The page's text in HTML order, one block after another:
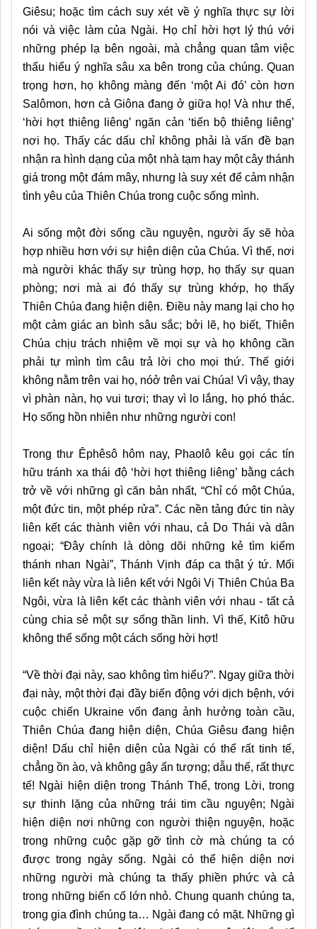
Giêsu; hoặc tìm cách suy xét về ý nghĩa thực sự lời
nói và việc làm của Ngài. Họ chỉ hời hợt lý thú với
những phép lạ bên ngoài, mà chẳng quan tâm việc
thấu hiểu ý nghĩa sâu xa bên trong của chúng. Quan
trọng hơn, họ không màng đến ‘một Ai đó’ còn hơn
Salômon, hơn cả Giôna đang ở giữa họ! Và như thế,
‘hời hợt thiêng liêng’ ngăn cản ‘tiến bộ thiêng liêng’
nơi họ. Thấy các dấu chỉ không phải là vấn đề bạn
nhận ra hình dạng của một nhà tạm hay một cây thánh
giá trong một đám mây, nhưng là suy xét để cảm nhận
tình yêu của Thiên Chúa trong cuộc sống mình.
Ai sống một đời sống cầu nguyện, người ấy sẽ hòa
hợp nhiều hơn với sự hiện diện của Chúa. Vì thế, nơi
mà người khác thấy sự trùng hợp, họ thấy sự quan
phòng; nơi mà ai đó thấy sự trùng khớp, họ thấy
Thiên Chúa đang hiện diện. Điều này mang lại cho họ
một cảm giác an bình sâu sắc; bởi lẽ, họ biết, Thiên
Chúa chịu trách nhiệm về mọi sự và họ không cần
phải tự mình tìm câu trả lời cho mọi thứ. Thế giới
không nằm trên vai họ, nóở trên vai Chúa! Vì vậy, thay
vì phàn nàn, họ vui tươi; thay vì lo lắng, họ phó thác.
Họ sống hồn nhiên như những người con!
Trong thư Êphêsô hôm nay, Phaolô kêu gọi các tín
hữu tránh xa thái độ ‘hời hợt thiêng liêng’ bằng cách
trở về với những gì căn bản nhất, “Chỉ có một Chúa,
một đức tin, một phép rửa”. Các nền tảng đức tin này
liên kết các thành viên với nhau, cả Do Thái và dân
ngoại; “Đây chính là dòng dõi những kẻ tìm kiếm
thánh nhan Ngài”, Thánh Vịnh đáp ca thật ý tứ. Mối
liên kết này vừa là liên kết với Ngôi Vị Thiên Chúa Ba
Ngôi, vừa là liên kết các thành viên với nhau - tất cả
cùng chia sẻ một sự sống thần linh. Vì thế, Kitô hữu
không thể sống một cách sống hời hợt!
“Về thời đại này, sao không tìm hiểu?”. Ngay giữa thời
đại này, một thời đại đầy biến động với dịch bệnh, với
cuộc chiến Ukraine vốn đang ảnh hưởng toàn cầu,
Thiên Chúa đang hiện diện, Chúa Giêsu đang hiện
diện! Dấu chỉ hiện diện của Ngài có thể rất tinh tế,
chẳng ồn ào, và không gây ấn tượng; dẫu thế, rất thực
tế! Ngài hiện diện trong Thánh Thể, trong Lời, trong
sự thinh lặng của những trái tim cầu nguyện; Ngài
hiện diện nơi những con người thiện nguyện, hoặc
trong những cuộc gặp gỡ tình cờ mà chúng ta có
được trong ngày sống. Ngài có thể hiện diện nơi
những người mà chúng ta thấy phiền phức và cả
trong những biến cố lớn nhỏ. Chung quanh chúng ta,
trong gia đình chúng ta… Ngài đang có mặt. Những gì